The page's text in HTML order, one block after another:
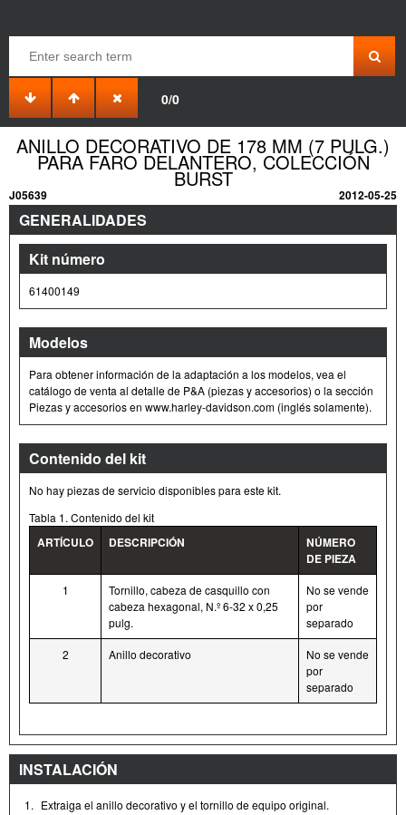
0/0
ANILLO DECORATIVO DE 178 MM (7 PULG.)
PARA FARO DELANTERO, COLECCIÓN
BURST
J05639 2012-05-25
GENERALIDADES
Kit número
61400149
Modelos
Para obtener información de la adaptación a los modelos, vea el
catálogo de venta al detalle de P&A (piezas y accesorios) o la sección
Piezas y accesorios en www.harley-davidson.com (inglés solamente).
Contenido del kit
No hay piezas de servicio disponibles para este kit.
Tabla 1. Contenido del kit
ARTÍCULO DESCRIPCIÓN
NÚMERO
DE PIEZA
1
Tornillo, cabeza de casquillo con
cabeza hexagonal, N.º 6-32 x 0,25
pulg.
No se vende
por
separado
2 Anillo decorativo
No se vende
por
separado
INSTALACIÓN
1. Extraiga el anillo decorativo y el tornillo de equipo original.